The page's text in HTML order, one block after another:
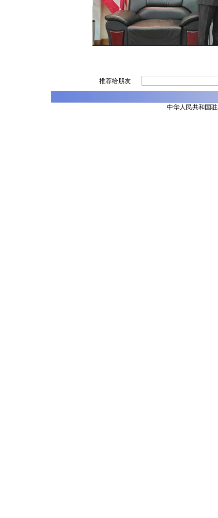
推荐给朋友
中华人民共和国